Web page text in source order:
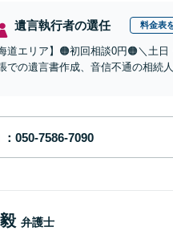
遺言執行者の選任 料金表
海道エリア】🟠初回相談0円🟠＼土
での遺言書作成、音信不通の相続
弁護士